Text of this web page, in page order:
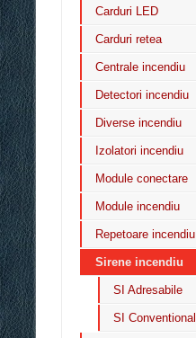
Carduri LED
Carduri retea
Centrale incendiu
Detectori incendiu
Diverse incendiu
Izolatori incendiu
Module conectare
Module incendiu
Repetoare incendiu
Sirene incendiu
SI Adresabile
SI